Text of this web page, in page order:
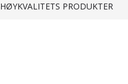
HØYKVALITETS PRODUKTER